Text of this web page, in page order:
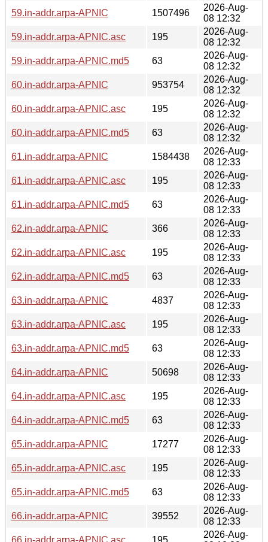
59.in-addr.arpa-APNIC
1507496
2026-Aug-
08 12:32
59.in-addr.arpa-APNIC.asc
195
2026-Aug-
08 12:32
59.in-addr.arpa-APNIC.md5
63
2026-Aug-
08 12:32
60.in-addr.arpa-APNIC
953754
2026-Aug-
08 12:32
60.in-addr.arpa-APNIC.asc
195
2026-Aug-
08 12:32
60.in-addr.arpa-APNIC.md5
63
2026-Aug-
08 12:32
61.in-addr.arpa-APNIC
1584438
2026-Aug-
08 12:33
61.in-addr.arpa-APNIC.asc
195
2026-Aug-
08 12:33
61.in-addr.arpa-APNIC.md5
63
2026-Aug-
08 12:33
62.in-addr.arpa-APNIC
366
2026-Aug-
08 12:33
62.in-addr.arpa-APNIC.asc
195
2026-Aug-
08 12:33
62.in-addr.arpa-APNIC.md5
63
2026-Aug-
08 12:33
63.in-addr.arpa-APNIC
4837
2026-Aug-
08 12:33
63.in-addr.arpa-APNIC.asc
195
2026-Aug-
08 12:33
63.in-addr.arpa-APNIC.md5
63
2026-Aug-
08 12:33
64.in-addr.arpa-APNIC
50698
2026-Aug-
08 12:33
64.in-addr.arpa-APNIC.asc
195
2026-Aug-
08 12:33
64.in-addr.arpa-APNIC.md5
63
2026-Aug-
08 12:33
65.in-addr.arpa-APNIC
17277
2026-Aug-
08 12:33
65.in-addr.arpa-APNIC.asc
195
2026-Aug-
08 12:33
65.in-addr.arpa-APNIC.md5
63
2026-Aug-
08 12:33
66.in-addr.arpa-APNIC
39552
2026-Aug-
08 12:33
66.in-addr.arpa-APNIC.asc
195
2026-Aug-